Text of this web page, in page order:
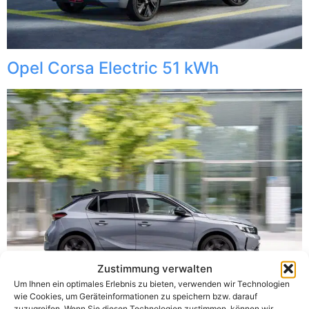
Zustimmung verwalten
Um Ihnen ein optimales Erlebnis zu bieten, verwenden wir Technologien
wie Cookies, um Geräteinformationen zu speichern bzw. darauf
Opel Corsa Electric 51 kWh